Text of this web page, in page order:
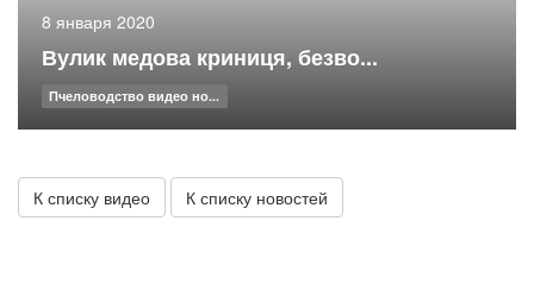
8 января 2020
Вулик медова криниця, безво...
Пчеловодство видео но...
К списку видео К списку новостей